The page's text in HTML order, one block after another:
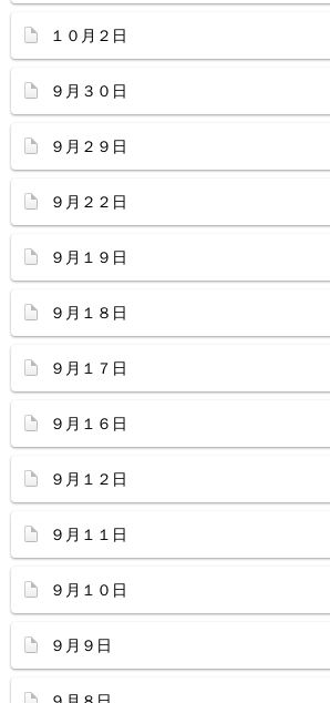
１０月２日
９月３０日
９月２９日
９月２２日
９月１９日
９月１８日
９月１７日
９月１６日
９月１２日
９月１１日
９月１０日
９月９日